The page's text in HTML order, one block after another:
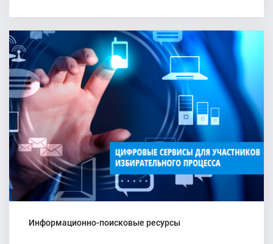
Информационно-поисковые ресурсы